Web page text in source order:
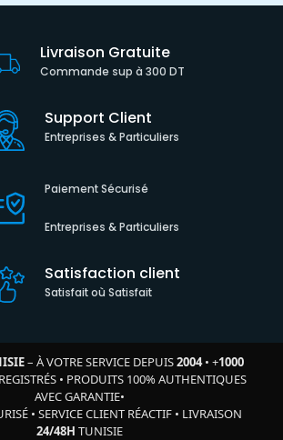
Livraison Gratuite
Commande sup à 300 DT
Support Client
Entreprises & Particuliers
Paiement Sécurisé
Entreprises & Particuliers
Satisfaction client
Satisfait où Satisfait
– À VOTRE SERVICE DEPUIS2004• +1000
• PRODUITS 100% AUTHENTIQUES
AVEC GARANTIE•
• SERVICE CLIENT RÉACTIF • LIVRAISON
24/48H TUNISIE